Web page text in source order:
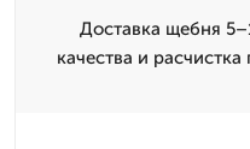
Доставка щебня
качества и